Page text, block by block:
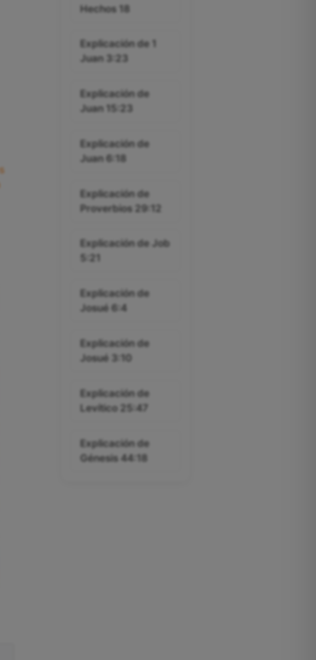
Hechos 18
Explicación de 1
Juan 3:23
Explicación de
Juan 15:23
Explicación de
Juan 6:18
Explicación de
Proverbios 29:12
Explicación de Job
Explicación de
Josué 6:4
Explicación de
Josué 3:10
Explicación de
Levítico 25:47
Explicación de
Génesis 44:18